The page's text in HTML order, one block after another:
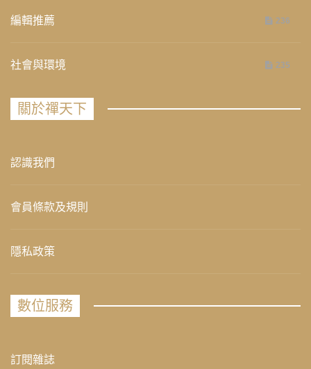
編輯推薦 236
社會與環境 235
關於禪天下
認識我們
會員條款及規則
隱私政策
數位服務
訂閱雜誌